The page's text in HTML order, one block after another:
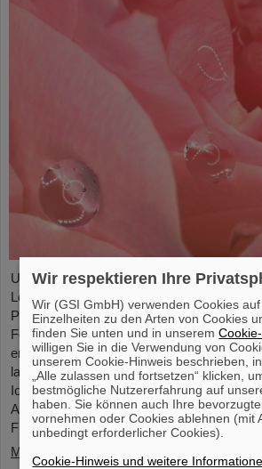
Unter Führung von Professorin María
Leiterin der Abteilung Materialforschung
Professorin an der Technischen Universität
Forschungsteam neuartige Oberflächen
entwickelt, deren Benetzungsverhalten sich
lassen. Diese Materialien, hergestellt
Ionenspur-Nanotechnologie, eröffnen neue
Anwendungen in mikrofluidischen Geräten,
Flüssigkeitstransport und in der…
Mehr »
Wir respektieren Ihre
Wir (GSI GmbH) verwenden Cookies auf
Einzelheiten zu den Arten von Cookies
finden Sie unten und in unserem
willigen Sie in die Verwendung von
unserem Cookie-Hinweis beschrieben,
„Alle zulassen und fortsetzen“ klicken,
bestmögliche Nutzererfahrung auf
haben. Sie können auch Ihre
vornehmen oder Cookies ablehnen (mit
unbedingt erforderlicher Cookies).
Cookie-Hinweis und weitere